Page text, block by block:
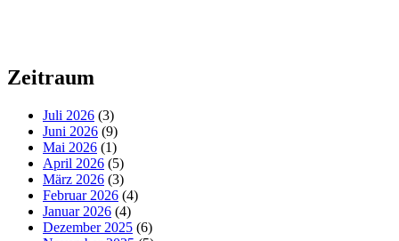
Zeitraum
Juli 2026 (3)
Juni 2026 (9)
Mai 2026 (1)
April 2026 (5)
März 2026 (3)
Februar 2026 (4)
Januar 2026 (4)
Dezember 2025 (6)